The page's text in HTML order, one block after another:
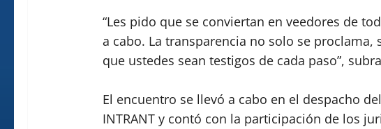
“Les pido que se conviertan en veedores de
a cabo. La transparencia no solo se proclama,
que ustedes sean testigos de cada paso”,
El encuentro se llevó a cabo en el despacho
INTRANT y contó con la participación de los